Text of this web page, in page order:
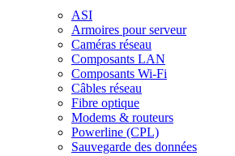
ASI
Armoires pour serveur
Caméras réseau
Composants LAN
Composants Wi-Fi
Câbles réseau
Fibre optique
Modems & routeurs
Powerline (CPL)
Sauvegarde des données